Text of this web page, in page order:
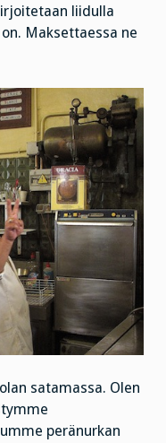
liidulla
Maksettaessa ne
satamassa. Olen
peränurkan